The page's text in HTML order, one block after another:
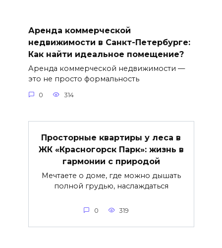
Аренда коммерческой
недвижимости в Санкт-Петербурге:
Как найти идеальное помещение?
Аренда коммерческой недвижимости —
это не просто формальность
0 314
Просторные квартиры у леса в
ЖК «Красногорск Парк»: жизнь в
гармонии с природой
Мечтаете о доме, где можно дышать
полной грудью, наслаждаться
0 319